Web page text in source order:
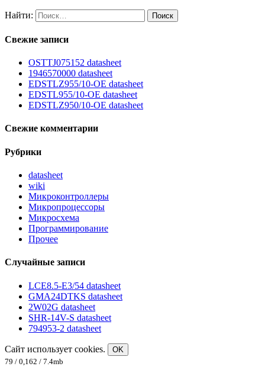
Найти:
Свежие записи
OSTTJ075152 datasheet
1946570000 datasheet
EDSTLZ955/10-OE datasheet
EDSTL955/10-OE datasheet
EDSTLZ950/10-OE datasheet
Свежие комментарии
Рубрики
datasheet
wiki
Микроконтроллеры
Микропроцессоры
Микросхема
Программирование
Прочее
Случайные записи
LCE8.5-E3/54 datasheet
GMA24DTKS datasheet
2W02G datasheet
SHR-14V-S datasheet
794953-2 datasheet
Сайт использует cookies.
OK
79 / 0,162 / 7.4mb